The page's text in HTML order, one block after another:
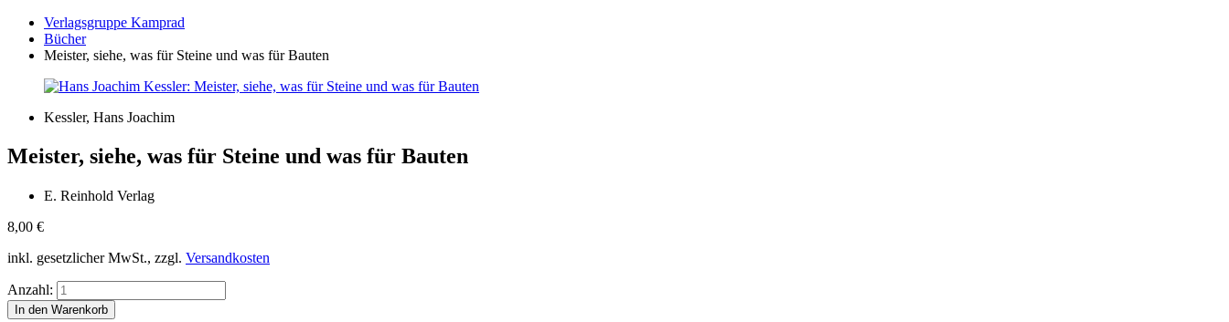
Verlagsgruppe Kamprad
Bücher
Meister, siehe, was für Steine und was für Bauten
Kessler, Hans Joachim
Meister, siehe, was für Steine und was für Bauten
E. Reinhold Verlag
8,00 €
inkl. gesetzlicher MwSt., zzgl. Versandkosten
Anzahl: